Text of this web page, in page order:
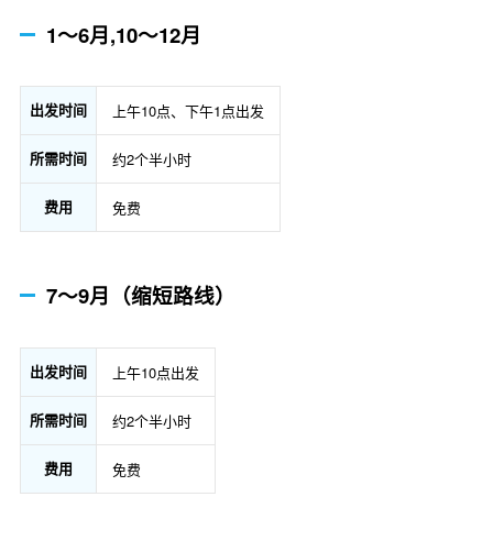
1～6月,10～12月
出发时间 上午10点、下午1点出发
所需时间 约2个半小时
费用 免费
7～9月（缩短路线）
出发时间 上午10点出发
所需时间 约2个半小时
费用 免费